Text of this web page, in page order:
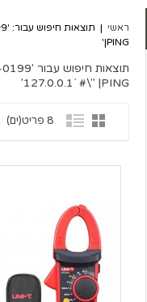
ראשי | תוצאות חיפוש עבור: '
|PING'
תוצאות חיפוש עבור '
127.0.0.1` #\" |PING'
8 פריט(ים)